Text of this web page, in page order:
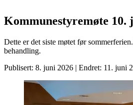
Kommunestyremøte 10.
Dette er det siste møtet før
behandling.
Publisert: 8. juni 2026 | Endret: 11. juni